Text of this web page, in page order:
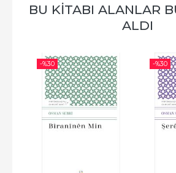
BU KİTABI ALANLAR
ALDI
-%30 -%30